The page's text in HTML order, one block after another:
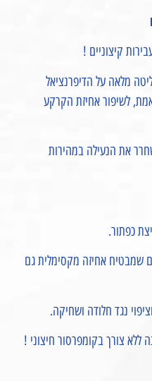
קיצוניים !
מלאה על הדיפרנציאל
לשיפור אחיזת הקרקע
את הנעילה במהירות
כפתור.
שמבטיח אחיזה מקסימלית גם
נגד חלודה ושחיקה.
צורך בקומפרסור חיצוני !